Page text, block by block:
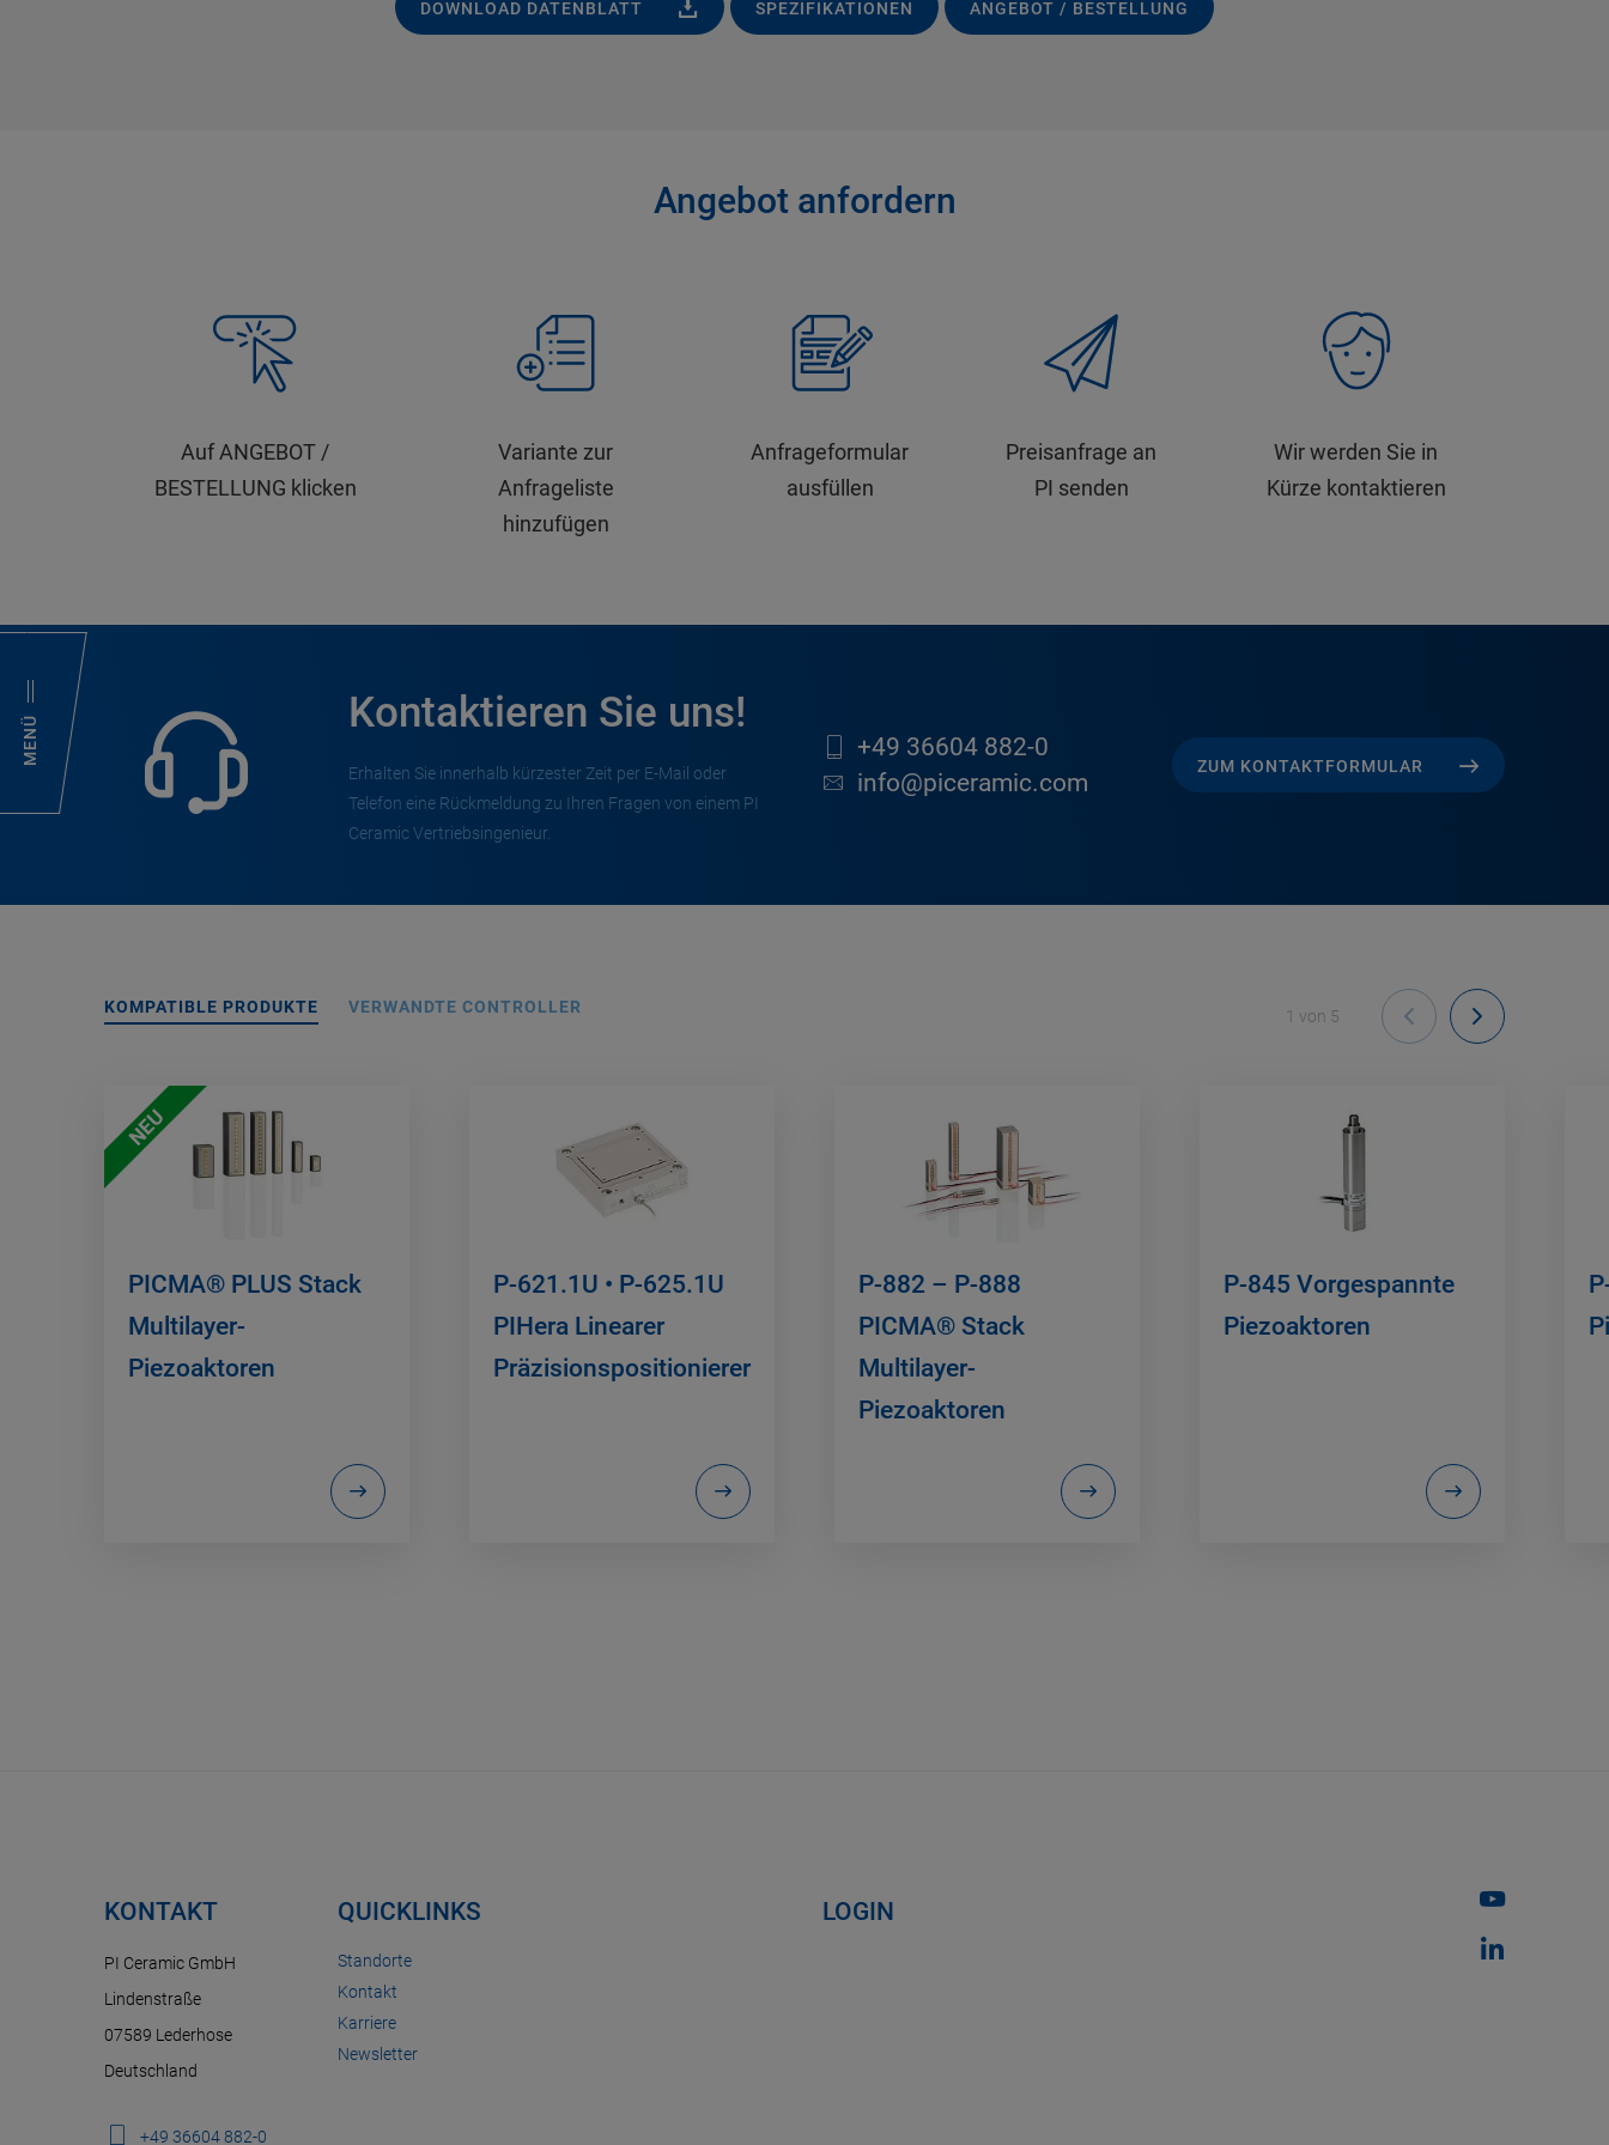
MENÜ
DOWNLOAD DATENBLATT SPEZIFIKATIONEN ANGEBOT / BESTELLUNG
Angebot anfordern
Auf ANGEBOT /
BESTELLUNG klicken
Variante zur
Anfrageliste
hinzufügen
Anfrageformular
ausfüllen
Preisanfrage an
PI senden
Wir werden Sie in
Kürze kontaktieren
Kontaktieren Sie uns!
Erhalten Sie innerhalb kürzester Zeit per E-Mail oder
Telefon eine Rückmeldung zu Ihren Fragen von einem PI
Ceramic Vertriebsingenieur.
+49 36604 882-0
info@piceramic.com
ZUM KONTAKTFORMULAR
KOMPATIBLE PRODUKTE VERWANDTE CONTROLLER 1 von 5
NEU
PICMA® PLUS Stack
Multilayer-
Piezoaktoren
P-621.1U • P-625.1U
PIHera Linearer
Präzisionspositionierer
P-882 – P-888
PICMA® Stack
Multilayer-
Piezoaktoren
P-845 Vorgespannte
Piezoaktoren
KONTAKT
PI Ceramic GmbH
Lindenstraße
07589 Lederhose
Deutschland
+49 36604 882-0
QUICKLINKS
Standorte
Kontakt
Karriere
Newsletter
LOGIN